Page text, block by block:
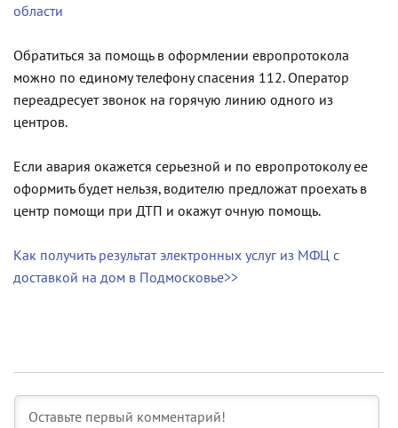
области
Обратиться за помощь в оформлении европротокола
можно по единому телефону спасения 112. Оператор
переадресует звонок на горячую линию одного из
центров.
Если авария окажется серьезной и по европротоколу ее
оформить будет нельзя, водителю предложат проехать в
центр помощи при ДТП и окажут очную помощь.
Как получить результат электронных услуг из МФЦ с
доставкой на дом в Подмосковье>>